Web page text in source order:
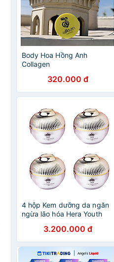
Body Hoa Hồng Anh
Collagen
320.000 đ
4 hộp Kem dưỡng da ngăn
ngừa lão hóa Hera Youth
3.200.000 đ